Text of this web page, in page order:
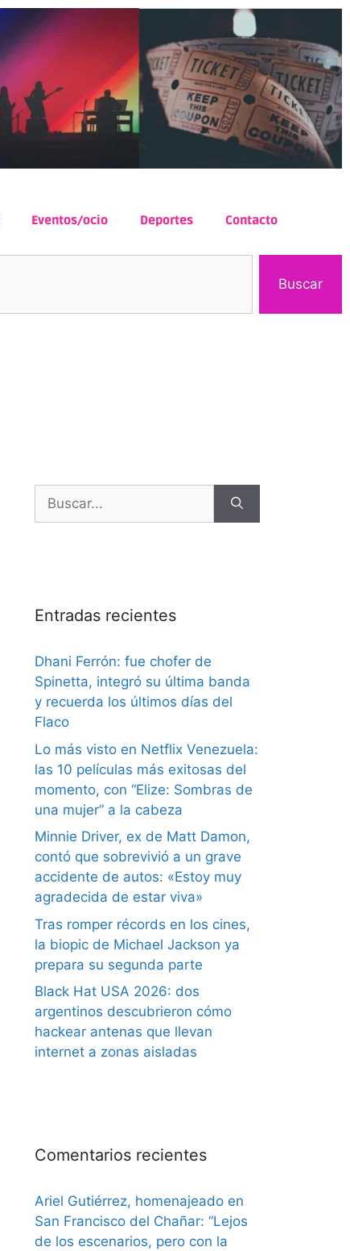
Eventos/ocio Deportes Contacto
Buscar
Entradas recientes
Dhani Ferrón: fue chofer de
Spinetta, integró su última banda
y recuerda los últimos días del
Flaco
Lo más visto en Netflix Venezuela:
las 10 películas más exitosas del
momento, con “Elize: Sombras de
una mujer” a la cabeza
Minnie Driver, ex de Matt Damon,
contó que sobrevivió a un grave
accidente de autos: «Estoy muy
agradecida de estar viva»
Tras romper récords en los cines,
la biopic de Michael Jackson ya
prepara su segunda parte
Black Hat USA 2026: dos
argentinos descubrieron cómo
hackear antenas que llevan
internet a zonas aisladas
Comentarios recientes
Ariel Gutiérrez, homenajeado en
San Francisco del Chañar: “Lejos
de los escenarios, pero con la